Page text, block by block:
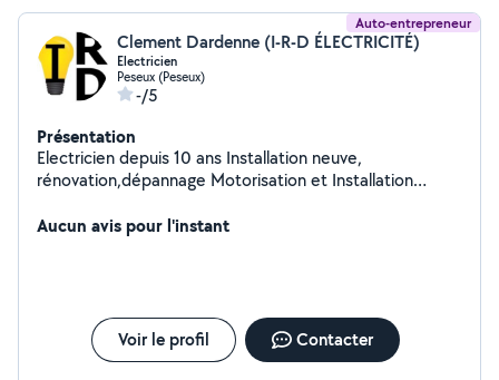
Auto-entrepreneur
Clement Dardenne (I-R-D ÉLECTRICITÉ)
Electricien
Peseux (Peseux)
-/5
Présentation
Electricien depuis 10 ans Installation neuve,
rénovation,dépannage Motorisation et Installation
disposition
Aucun avis pour l'instant
Voir le profil Contacter